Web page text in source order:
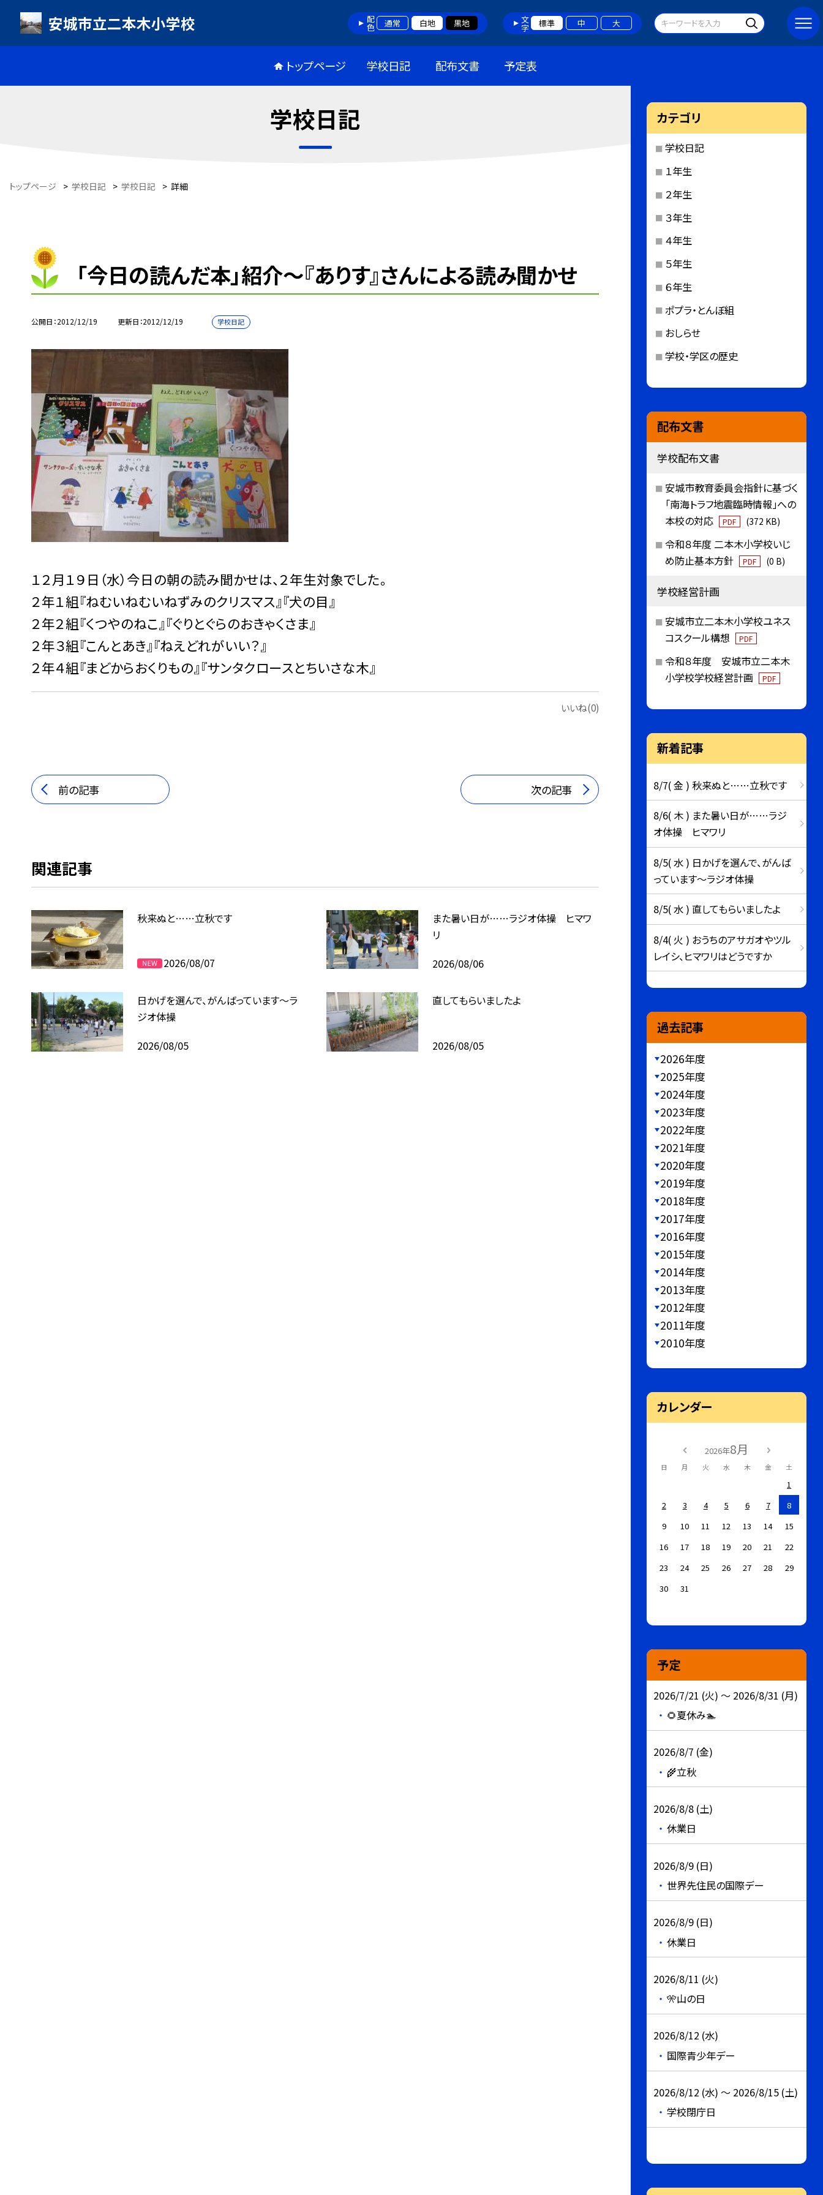
安城市立二本木小学校 配色 通常 白地 黒地 文字 標準 中 大
トップページ 学校日記 配布文書 予定表
学校日記
トップページ > 学校日記 > 学校日記 > 詳細
「今日の読んだ本」紹介〜『ありす』さんによる読み聞かせ
公開日 2012/12/19 更新日 2012/12/19 学校日記
１２月１９日（水）今日の朝の読み聞かせは、２年生対象でした。
２年１組『ねむいねむいねずみのクリスマス』『犬の目』
２年２組『くつやのねこ』『ぐりとぐらのおきゃくさま』
２年３組『こんとあき』『ねえどれがいい？』
２年４組『まどからおくりもの』『サンタクロースとちいさな木』
いいね(0)
前の記事 次の記事
関連記事
秋来ぬと……立秋です
2026/08/07
また暑い日が……ラジオ体操 ヒマワ
リ
2026/08/06
日かげを選んで、がんばっています～ラ
ジオ体操
2026/08/05
直してもらいましたよ
2026/08/05
カテゴリ
学校日記
１年生
２年生
３年生
４年生
５年生
６年生
ポプラ・とんぼ組
おしらせ
学校・学区の歴史
配布文書
学校配布文書
安城市教育委員会指針に基づく
「南海トラフ地震臨時情報」への
本校の対応
PDF (372 KB)
令和８年度 二本木小学校いじ
め防止基本方針
PDF (0 B)
学校経営計画
安城市立二本木小学校ユネス
コスクール構想
PDF
令和８年度 安城市立二本木
小学校学校経営計画
PDF
新着記事
8/7( 金 ) 秋来ぬと……立秋です
8/6( 木 ) また暑い日が……ラジ
オ体操 ヒマワリ
8/5( 水 ) 日かげを選んで、がんば
っています～ラジオ体操
8/5( 水 ) 直してもらいましたよ
8/4( 火 ) おうちのアサガオやツル
レイシ、ヒマワリはどうですか
過去記事
2026年度
2025年度
2024年度
2023年度
2022年度
2021年度
2020年度
2019年度
2018年度
2017年度
2016年度
2015年度
2014年度
2013年度
2012年度
2011年度
2010年度
カレンダー
2026年8月
日 月 火 水 木 金 土
1
2
3 4 5 6 7
8
9
10 11 12 13 14
15
16
17 18 19 20 21
22
23
24 25 26 27 28
29
30
31
予定
2026/7/21 (火) ～ 2026/8/31 (月)
🌻夏休み🏊
2026/8/7 (金)
🌾立秋
2026/8/8 (土)
休業日
2026/8/9 (日)
世界先住民の国際デー
2026/8/9 (日)
休業日
2026/8/11 (火)
🎌山の日
2026/8/12 (水)
国際青少年デー
2026/8/12 (水) ～ 2026/8/15 (土)
学校閉庁日